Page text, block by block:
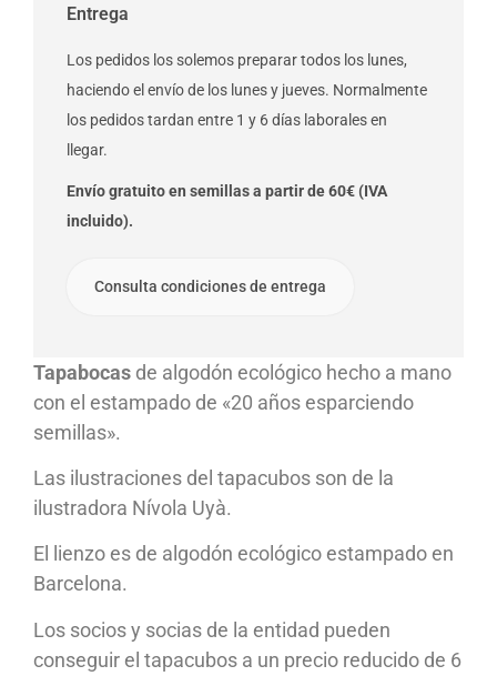
Entrega
Los pedidos los solemos preparar todos los lunes,
haciendo el envío de los lunes y jueves. Normalmente
los pedidos tardan entre 1 y 6 días laborales en
llegar.
Envío gratuito en semillas a partir de 60€ (IVA
incluido).
Consulta condiciones de entrega
Tapabocas de algodón ecológico hecho a mano
con el estampado de «20 años esparciendo
semillas».
Las ilustraciones del tapacubos son de la
ilustradora Nívola Uyà.
El lienzo es de algodón ecológico estampado en
Barcelona.
Los socios y socias de la entidad pueden
conseguir el tapacubos a un precio reducido de 6